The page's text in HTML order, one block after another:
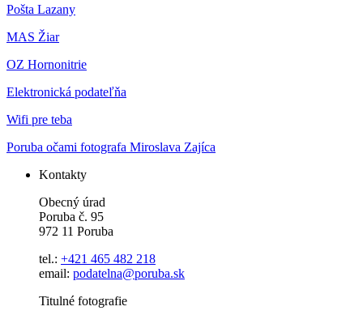
Pošta Lazany
MAS Žiar
OZ Hornonitrie
Elektronická podateľňa
Wifi pre teba
Poruba očami fotografa Miroslava Zajíca
Kontakty
Obecný úrad
Poruba č. 95
972 11 Poruba
tel.: +421 465 482 218
email: podatelna@poruba.sk
Titulné fotografie